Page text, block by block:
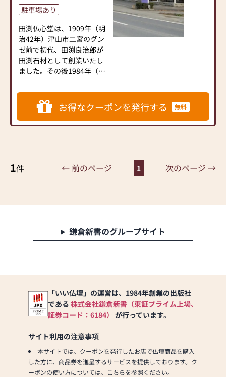
駐車場あり
田渕仏心堂は、1909年（明
治42年）津山市二宮のグン
ゼ前で初代、田渕良治郎が
田渕石材として創業いたし
ました。その後1984年（昭
津山市小田中にお仏壇とお
仏具の専門店として有限会
社田渕仏心堂を開業いたし
ました。1992年（平成4
長年に渡り、県北の地を中
「親身の接客サービス」で
ご奉仕させていただきま
も承っております。
皆様のご来店、心よりお待
ちしております。
お得なクーポンを発行する 無料
1件 ← 前のページ 1 次のページ →
鎌倉新書のグループサイト
「いい仏壇」の運営は、1984年創業の出版社
である 株式会社鎌倉新書（東証プライム上場、
証券コード：6184） が行っています。
サイト利用の注意事項
本サイトでは、クーポンを発行したお店で仏壇商品を購入
した方に、商品券を進呈するサービスを提供しております。ク
ーポンの使い方については、こちらを参照ください。